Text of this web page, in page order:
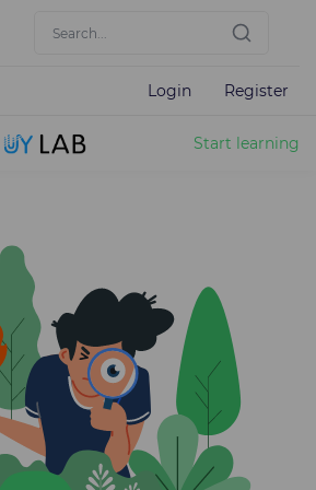
Login Register
Start learning